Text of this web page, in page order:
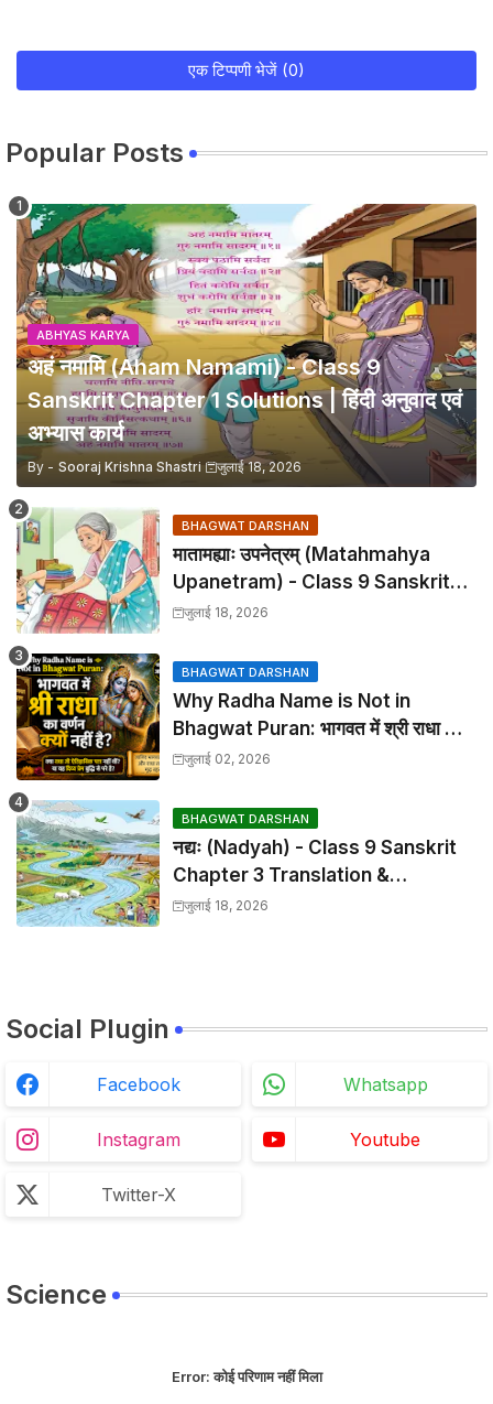
एक टिप्पणी भेजें (0)
Popular Posts
ABHYAS KARYA
अहं नमामि (Aham Namami) - Class 9
Sanskrit Chapter 1 Solutions | हिंदी अनुवाद एवं
अभ्यास कार्य
By - Sooraj Krishna Shastri जुलाई 18, 2026
BHAGWAT DARSHAN
मातामह्याः उपनेत्रम् (Matahmahya
Upanetram) - Class 9 Sanskrit
Chapter 2 Translation &
जुलाई 18, 2026
BHAGWAT DARSHAN
Why Radha Name is Not in
Bhagwat Puran: भागवत में श्री राधा का
वर्णन क्यों नहीं है?
जुलाई 02, 2026
BHAGWAT DARSHAN
नद्यः (Nadyah) - Class 9 Sanskrit
Chapter 3 Translation &
Solutions
जुलाई 18, 2026
Social Plugin
Facebook Whatsapp
Instagram Youtube
Twitter-X
Science
Error:कोई परिणाम नहीं मिला